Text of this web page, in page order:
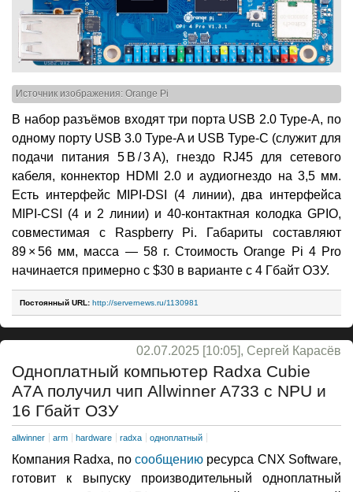
Источник изображения: Orange Pi
В набор разъёмов входят три порта USB 2.0 Type-A, по
одному порту USB 3.0 Type-A и USB Type-C (служит для
подачи питания 5 В / 3 А), гнездо RJ45 для сетевого
кабеля, коннектор HDMI 2.0 и аудиогнездо на 3,5 мм.
Есть интерфейс MIPI-DSI (4 линии), два интерфейса
MIPI-CSI (4 и 2 линии) и 40-контактная колодка GPIO,
совместимая с Raspberry Pi. Габариты составляют
89 × 56 мм, масса — 58 г. Стоимость Orange Pi 4 Pro
начинается примерно с $30 в варианте с 4 Гбайт ОЗУ.
Постоянный URL: http://servernews.ru/1130981
02.07.2025 [10:05], Сергей Карасёв
Одноплатный компьютер Radxa Cubie
A7A получил чип Allwinner A733 с NPU и
16 Гбайт ОЗУ
allwinner arm hardware radxa одноплатный
Компания Radxa, по сообщению ресурса CNX Software,
готовит к выпуску производительный одноплатный